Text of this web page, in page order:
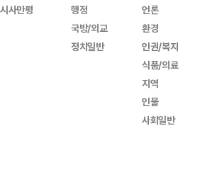
시사만평
행정
국방/외교
정치일반
언론
환경
인권/복지
식품/의료
지역
인물
사회일반